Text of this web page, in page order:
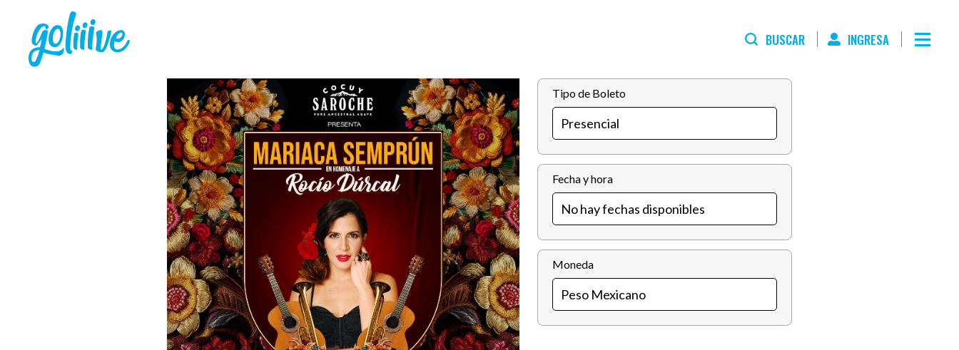
BUSCAR INGRESA
Tipo de Boleto
Fecha y hora
Moneda